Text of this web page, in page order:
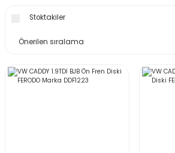
Stoktakiler